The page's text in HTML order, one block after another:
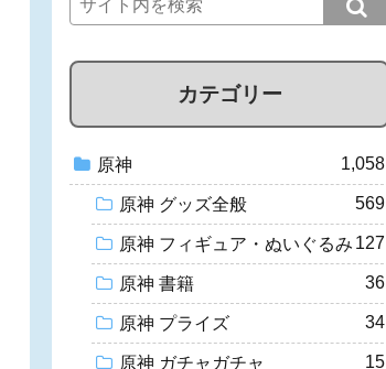
カテゴリー
原神 1,058
原神 グッズ全般 569
原神 フィギュア・ぬいぐるみ 127
原神 書籍 36
原神 プライズ 34
原神 ガチャガチャ 15